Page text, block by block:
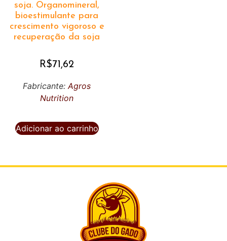
soja. Organomineral,
bioestimulante para
crescimento vigoroso e
recuperação da soja
R$71,62
Fabricante:Agros
Nutrition
Adicionar ao carrinho